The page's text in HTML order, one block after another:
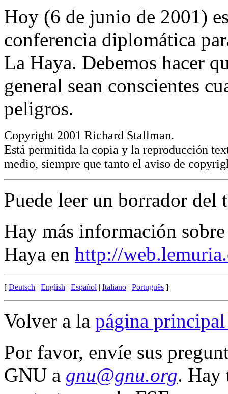
Hoy (6 de junio de 2001)
conferencia diplomática
La Haya. Debemos hacer
general sean conscientes
peligros.
Copyright 2001 Richard Stallman.
Está permitida la copia y la reproducción
medio, siempre que tanto el aviso de
Puede leer un borrador del
Hay más información
Haya en http://
[ Deutsch | English | Español | Italiano | Português ]
Volver a la página
Por favor, envíe sus
GNU a gnu@gnu.org. Hay